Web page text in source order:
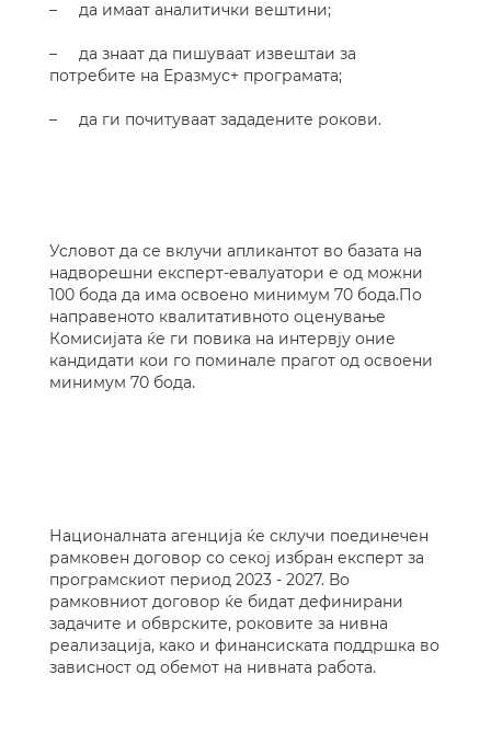
– да имаат аналитички вештини;
– да знаат да пишуваат извештаи за
потребите на Еразмус+ програмата;
– да ги почитуваат зададените рокови.
Условот да се вклучи апликантот во базата на
надворешни експерт-евалуатори е од можни
100 бода да има освоено минимум 70 бода.По
направеното квалитативното оценување
Комисијата ќе ги повика на интервју оние
кандидати кои го поминале прагот од освоени
минимум 70 бода.
Националната агенција ќе склучи поединечен
рамковен договор со секој избран експерт за
програмскиот период 2023 - 2027. Во
рамковниот договор ќе бидат дефинирани
задачите и обврските, роковите за нивна
реализација, како и финансиската поддршка во
зависност од обемот на нивната работа.